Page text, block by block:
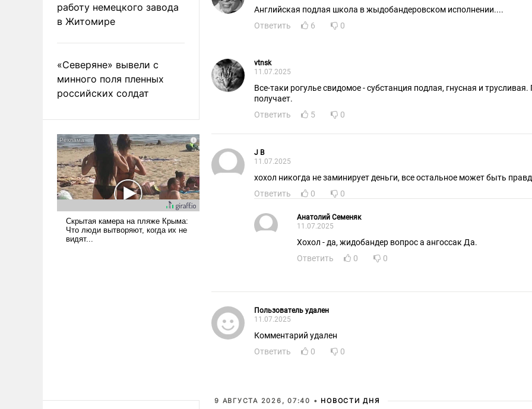
работу немецкого завода
в Житомире
«Северяне» вывели с
минного поля пленных
российских солдат
Английская подлая школа в жыдобандеровском исполнении....
Ответить
6 0
vtnsk
11.07.2025
Все-таки рогулье свидомое - субстанция подлая, гнусная и
получает.
Ответить
5 0
J B
11.07.2025
хохол никогда не заминирует деньги, все остальное может быть
Ответить
0 0
Анатолий Семеняк
11.07.2025
Хохол - да, жидобандер вопрос а ангоссак Да.
Ответить
0 0
Пользователь удален
11.07.2025
Комментарий удален
Ответить
0 0
9 АВГУСТА 2026, 07:40 • НОВОСТИ ДНЯ